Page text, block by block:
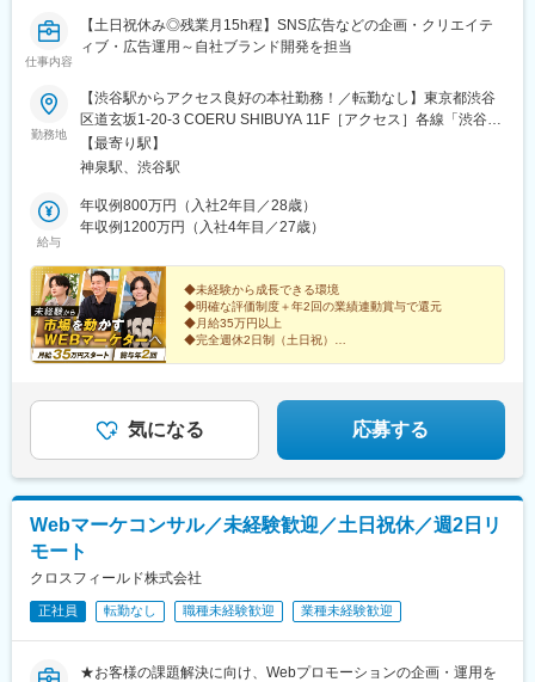
県)、本妙寺入口駅、涙橋駅
仕事内容
【土日祝休み◎残業月15h程】SNS広告などの企画・クリエイテ
ィブ・広告運用～自社ブランド開発を担当
勤務地
【渋谷駅からアクセス良好の本社勤務！／転勤なし】東京都渋谷
区道玄坂1-20-3 COERU SHIBUYA 11F［アクセス］各線「渋谷
駅」から徒歩7分井の頭線「神泉駅」から徒歩5分※受動喫煙対
策：屋内全面禁煙
【最寄り駅】
神泉駅、渋谷駅
給与
年収例800万円（入社2年目／28歳）
年収例1200万円（入社4年目／27歳）
◆未経験から成長できる環境
◆明確な評価制度＋年2回の業績連動賞与で還元
◆月給35万円以上
◆完全週休2日制（土日祝）
気になる 応募する
Webマーケコンサル／未経験歓迎／土日祝休／週2日リ
モート
クロスフィールド株式会社
正社員 転勤なし 職種未経験歓迎 業種未経験歓迎
★お客様の課題解決に向け、Webプロモーションの企画・運用を